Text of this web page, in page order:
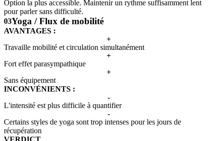
Option la plus accessible. Maintenir un rythme suffisamment lent
pour parler sans difficulté.
03Yoga / Flux de mobilité
AVANTAGES :
+
Travaille mobilité et circulation simultanément
+
Fort effet parasympathique
+
Sans équipement
INCONVÉNIENTS :
-
L'intensité est plus difficile à quantifier
-
Certains styles de yoga sont trop intenses pour les jours de
récupération
VERDICT